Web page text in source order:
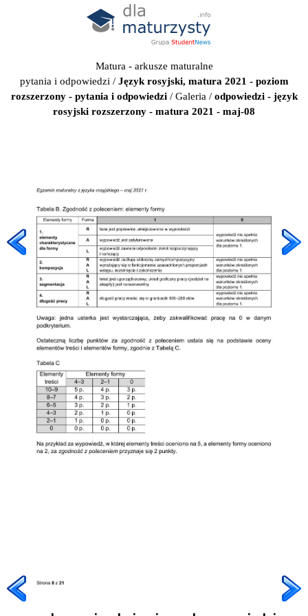
Matura - arkusze maturalne
pytania i odpowiedzi / Język rosyjski, matura 2021 - poziom
rozszerzony - pytania i odpowiedzi/ Galeria / odpowiedzi - język
rosyjski rozszerzony - matura 2021 - maj-08